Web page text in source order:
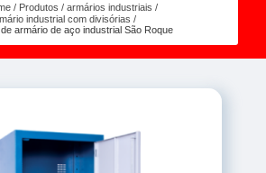
Produtos
armários industriais
industrial com divisórias
armário de aço industrial São Roque